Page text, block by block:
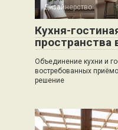
Дизайнерство
Кухня-
пространства
Объединение кухни и
востребованных
решение